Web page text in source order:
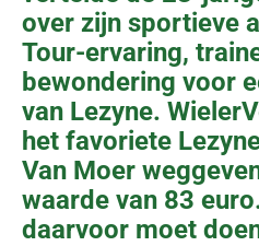
over zijn sportieve
Tour-ervaring,
bewondering voor
van Lezyne.
het favoriete
Van Moer
waarde van 83
daarvoor moet